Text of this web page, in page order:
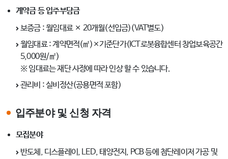
계약금 등 입주부담금
보증금 : 월임대료 × 20개월(선입금)(VAT별도)
월임대료 : 계약면적(㎡)×기준단가(ICT로봇융합센터 창업보육공간
5,000원/㎡)
※ 임대료는 재단 사정에 따라 인상 할 수 있습니다.
관리비 : 실비정산(공용면적 포함)
입주분야 및 신청 자격
모집분야
반도체, 디스플레이, LED, 태양전지, PCB 등에 첨단레이저 가공 및